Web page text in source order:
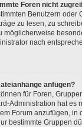
Foren nicht
Benutzern oder
zu lesen, zu
möglicherweise
nach
anfügen?
für Foren,
Administration hat es
Forum anzufügen, in
bestimmte Gruppen